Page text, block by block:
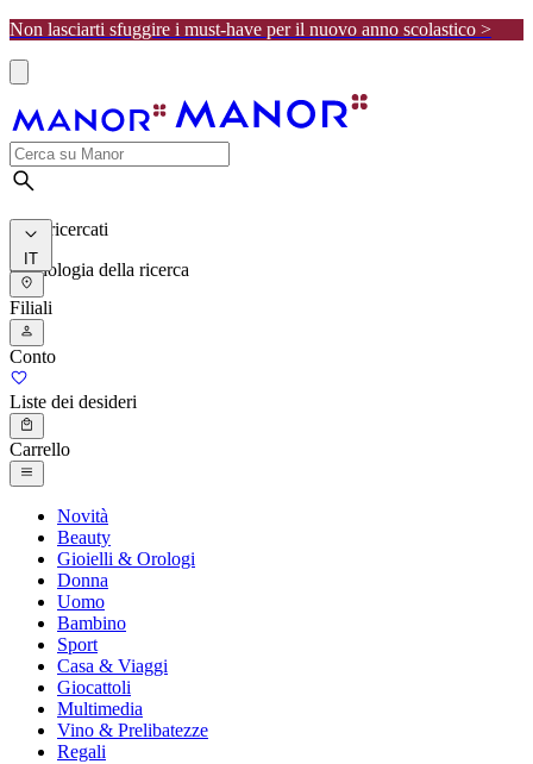
Non lasciarti sfuggire i must-have per il nuovo anno scolastico >
I più ricercati
Cronologia della ricerca
IT
Filiali
Conto
Liste dei desideri
Carrello
Novità
Beauty
Gioielli & Orologi
Donna
Uomo
Bambino
Sport
Casa & Viaggi
Giocattoli
Multimedia
Vino & Prelibatezze
Regali